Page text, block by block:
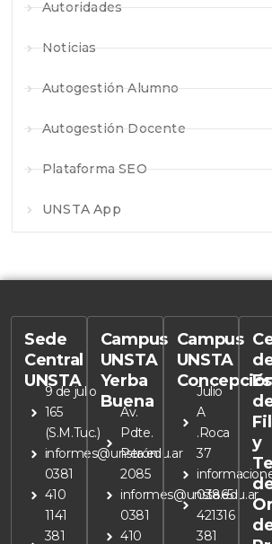
Autoridades
Noticias
Autogestión Alumno
Autogestión Docente
Plataforma SEO
UNSTA App
Sede
Central
UNSTA
9 de julio
165
(S.M.Tuc.)
informes@unsta.edu.ar
0381
410
1141
381
Campus
UNSTA
Yerba
Buena
Av.
Pdte.
Perón
2085
informes@unsta.edu.ar
0381
410
Campus
UNSTA
Julio
A
.Roca
37
03865
421316
381
y